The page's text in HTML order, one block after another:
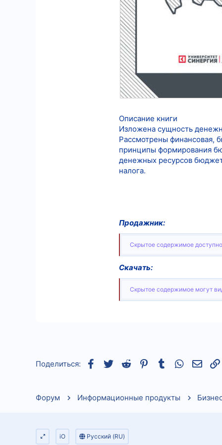
Описание книги
Изложена сущность
Рассмотрены финансовая,
принципы формирования
денежных ресурсов
налога.
Продажник:
Скрытое содержимое
Скачать:
Скрытое содержимое могут
Поделиться: Facebook
TwitterReddit Pinterest
TumblrWhatsApp
Форум Информационные продукты
iO Русский (RU)